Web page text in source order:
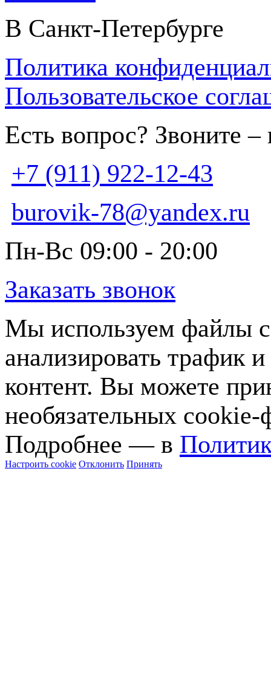
В Санкт-Петербурге
Политика
Пользовательское
Есть вопрос? Звоните
+7 (911) 922-12-43
burovik-78@yandex.ru
Пн-Вс 09:00 - 20:00
Заказать звонок
Мы используем файлы
анализировать трафик
контент. Вы можете
необязательных cookie-
Подробнее — в
Настроить cookie Отклонить Принять